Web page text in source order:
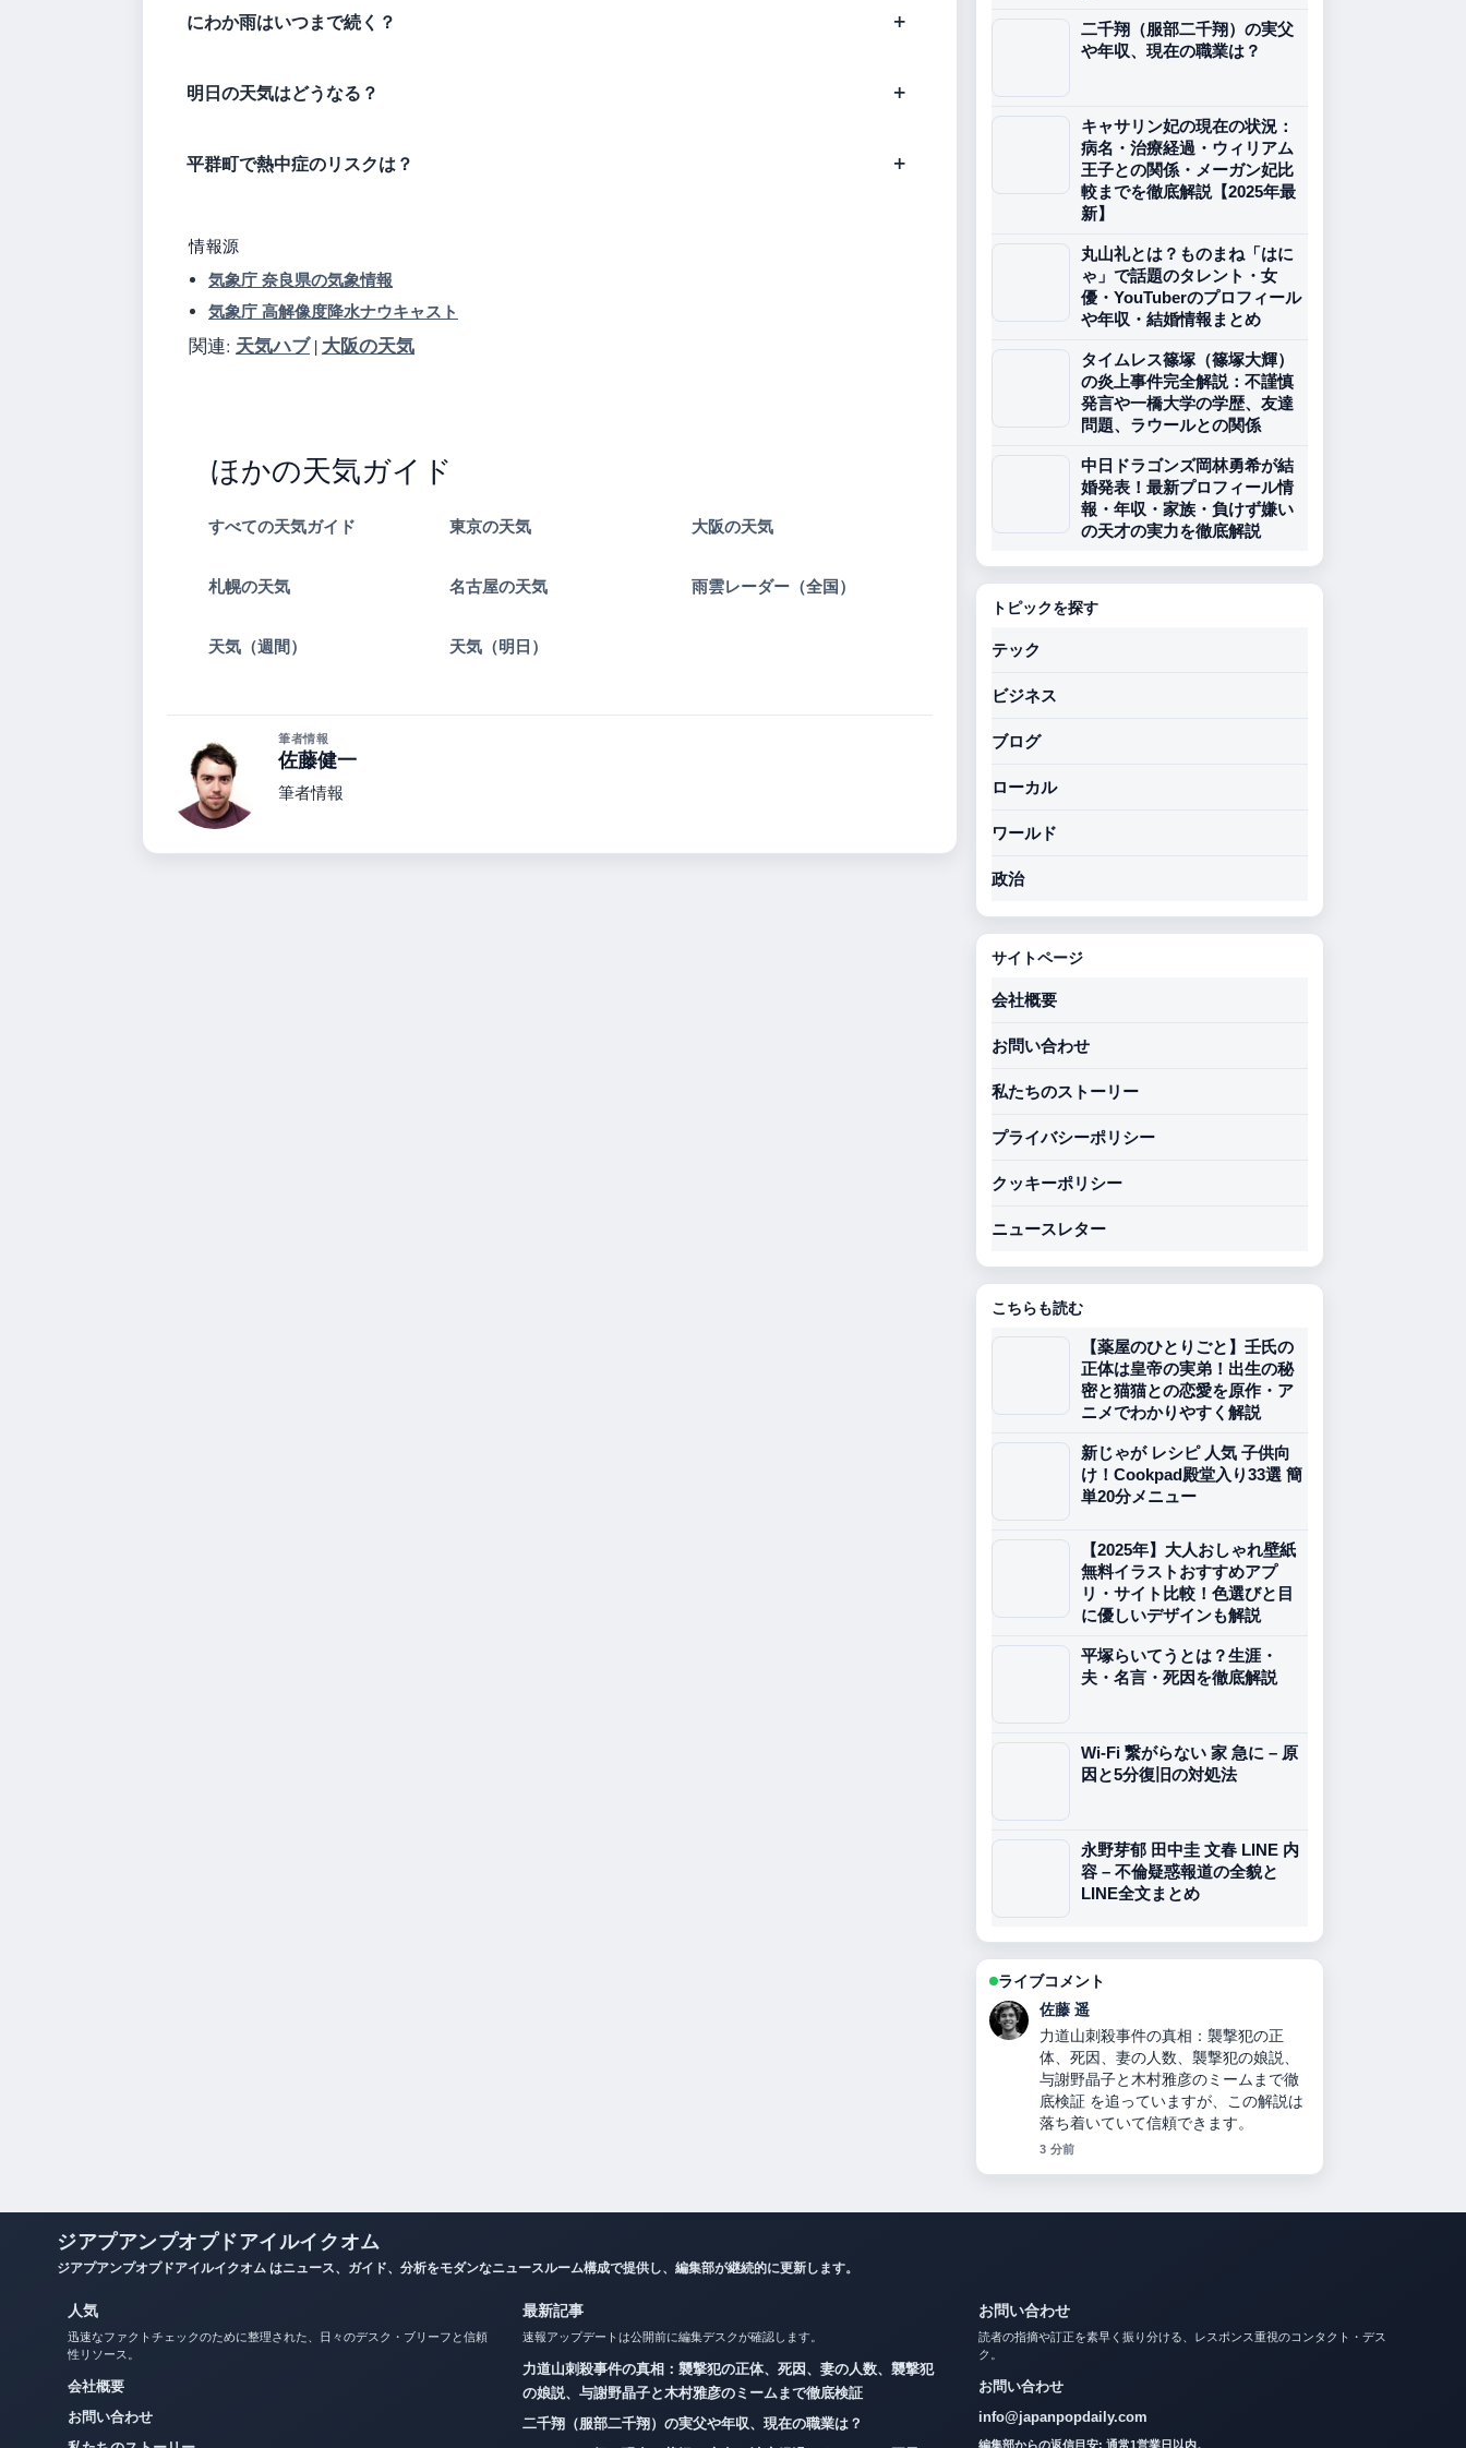
にわか雨はいつまで続く？
明日の天気はどうなる？
平群町で熱中症のリスクは？
情報源
気象庁 奈良県の気象情報
気象庁 高解像度降水ナウキャスト
関連: 天気ハブ| 大阪の天気
ほかの天気ガイド
すべての天気ガイド 東京の天気 大阪の天気
札幌の天気 名古屋の天気 雨雲レーダー（全国）
天気（週間） 天気（明日）
筆者情報
佐藤健一
筆者情報
二千翔（服部二千翔）の実父
や年収、現在の職業は？
キャサリン妃の現在の状況：
病名・治療経過・ウィリアム
王子との関係・メーガン妃比
較までを徹底解説【2025年最
新】
丸山礼とは？ものまね「はに
ゃ」で話題のタレント・女
優・YouTuberのプロフィール
や年収・結婚情報まとめ
タイムレス篠塚（篠塚大輝）
の炎上事件完全解説：不謹慎
発言や一橋大学の学歴、友達
問題、ラウールとの関係
中日ドラゴンズ岡林勇希が結
婚発表！最新プロフィール情
報・年収・家族・負けず嫌い
の天才の実力を徹底解説
トピックを探す
テック
ビジネス
ブログ
ローカル
ワールド
政治
サイトページ
会社概要
お問い合わせ
私たちのストーリー
プライバシーポリシー
クッキーポリシー
ニュースレター
こちらも読む
【薬屋のひとりごと】壬氏の
正体は皇帝の実弟！出生の秘
密と猫猫との恋愛を原作・ア
ニメでわかりやすく解説
新じゃが レシピ 人気 子供向
け！Cookpad殿堂入り33選 簡
単20分メニュー
【2025年】大人おしゃれ壁紙
無料イラストおすすめアプ
リ・サイト比較！色選びと目
に優しいデザインも解説
平塚らいてうとは？生涯・
夫・名言・死因を徹底解説
Wi-Fi 繋がらない 家 急に – 原
因と5分復旧の対処法
永野芽郁 田中圭 文春 LINE 内
容 – 不倫疑惑報道の全貌と
LINE全文まとめ
ライブコメント
伊藤 芽衣
二千翔（服部二千翔）の実父や年収、
現在の職業は？ の背景説明が助かりま
す。ライブ更新を続けてください。
5 分前
ジアプアンプオプドアイルイクオム はニュース、ガイド、分析をモダンなニュースルーム構成で提供し、編集部が継続的に更新します。
人気
迅速なファクトチェックのために整理された、日々のデスク・ブリーフと信頼
性リソース。
会社概要
お問い合わせ
私たちのストーリー
プライバシーポリシー
最新記事
速報アップデートは公開前に編集デスクが確認します。
力道山刺殺事件の真相：襲撃犯の正体、死因、妻の人数、襲撃犯
の娘説、与謝野晶子と木村雅彦のミームまで徹底検証
二千翔（服部二千翔）の実父や年収、現在の職業は？
キャサリン妃の現在の状況：病名・治療経過・ウィリアム王子と
の関係・メーガン妃比較までを徹底解説【2025年最新】
読者の指摘や訂正を素早く振り分ける、レスポンス重視のコンタクト・デス
ク。
お問い合わせ
info@japanpopdaily.com
編集部からの返信目安: 通常1営業日以内。